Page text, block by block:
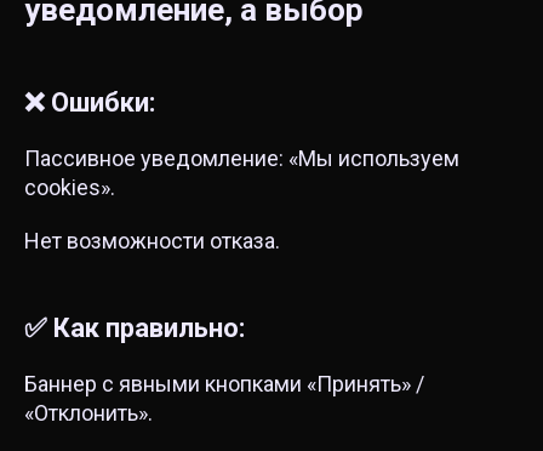
уведомление, а выбор
❌ Ошибки:
Пассивное уведомление: «Мы используем
cookies».
Нет возможности отказа.
✅ Как правильно:
Баннер с явными кнопками «Принять» /
«Отклонить».